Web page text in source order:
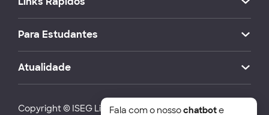
Para Estudantes
Atualidade
Copyright © ISEG Lisbon School of Economics and
Fala com o nossochatbote